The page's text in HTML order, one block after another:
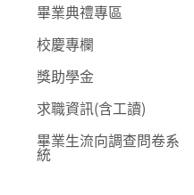
畢業典禮專區
校慶專欄
獎助學金
求職資訊(含工讀)
畢業生流向調查問卷系
統